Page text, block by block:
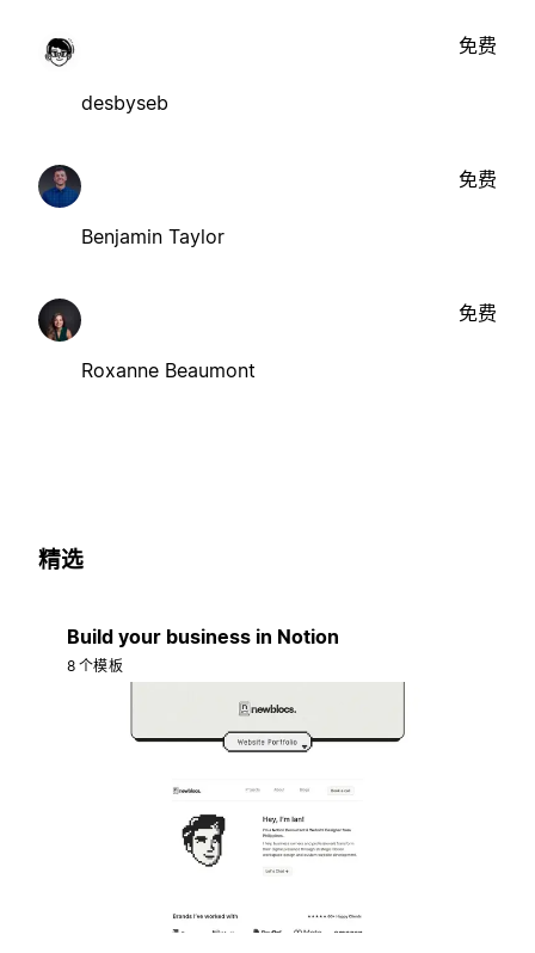
desbyseb
免费
Benjamin Taylor
免费
Roxanne Beaumont
免费
精选
Build your business in Notion
8 个模板